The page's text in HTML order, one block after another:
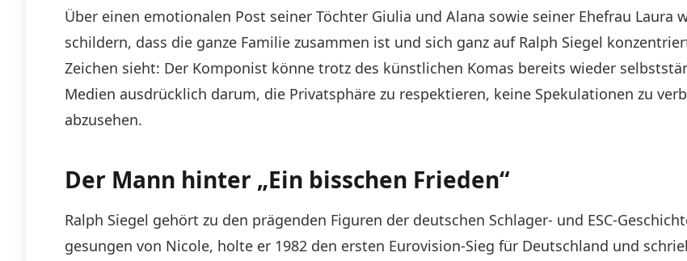
Über einen emotionalen Post seiner Töchter Giulia und Alana sowie seiner Ehefrau
schildern, dass die ganze Familie zusammen ist und sich ganz auf Ralph Siegel
Zeichen sieht: Der Komponist könne trotz des künstlichen Komas bereits wieder
Medien ausdrücklich darum, die Privatsphäre zu respektieren, keine Spekulationen zu
abzusehen.
Der Mann hinter „Ein bisschen Frieden“
Ralph Siegel gehört zu den prägenden Figuren der deutschen Schlager- und ESC-
gesungen von Nicole, holte er 1982 den ersten Eurovision-Sieg für Deutschland und